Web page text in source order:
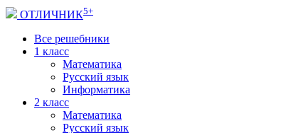
ОТЛИЧНИК5+
Все решебники
1 класс
Математика
Русский язык
Информатика
2 класс
Математика
Русский язык